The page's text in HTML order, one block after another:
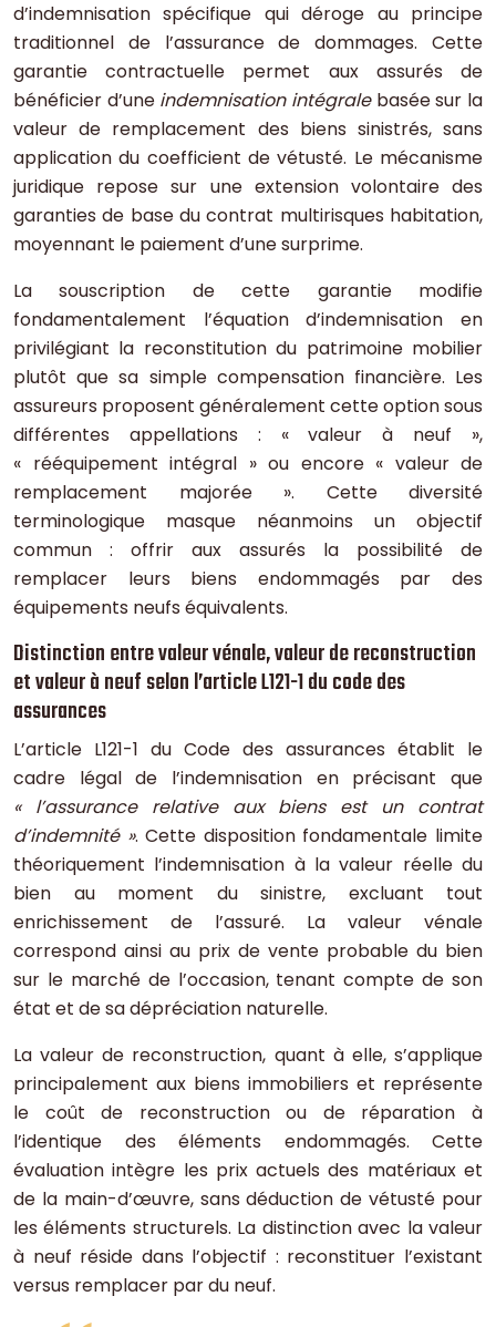
d’indemnisation spécifique qui déroge au principe
traditionnel de l’assurance de dommages. Cette
garantie contractuelle permet aux assurés de
bénéficier d’une indemnisation intégralebasée sur la
valeur de remplacement des biens sinistrés, sans
application du coefficient de vétusté. Le mécanisme
juridique repose sur une extension volontaire des
garanties de base du contrat multirisques habitation,
moyennant le paiement d’une surprime.
La souscription de cette garantie modifie
fondamentalement l’équation d’indemnisation en
privilégiant la reconstitution du patrimoine mobilier
plutôt que sa simple compensation financière. Les
assureurs proposent généralement cette option sous
différentes appellations : « valeur à neuf »,
« rééquipement intégral » ou encore « valeur de
remplacement majorée ». Cette diversité
terminologique masque néanmoins un objectif
commun : offrir aux assurés la possibilité de
remplacer leurs biens endommagés par des
équipements neufs équivalents.
Distinction entre valeur vénale, valeur de reconstruction
et valeur à neuf selon l’article L121-1 du code des
assurances
L’article L121-1 du Code des assurances établit le
cadre légal de l’indemnisation en précisant que
« l’assurance relative aux biens est un contrat
d’indemnité ». Cette disposition fondamentale limite
théoriquement l’indemnisation à la valeur réelle du
bien au moment du sinistre, excluant tout
enrichissement de l’assuré. La valeur vénale
correspond ainsi au prix de vente probable du bien
sur le marché de l’occasion, tenant compte de son
état et de sa dépréciation naturelle.
La valeur de reconstruction, quant à elle, s’applique
principalement aux biens immobiliers et représente
le coût de reconstruction ou de réparation à
l’identique des éléments endommagés. Cette
évaluation intègre les prix actuels des matériaux et
de la main-d’œuvre, sans déduction de vétusté pour
les éléments structurels. La distinction avec la valeur
à neuf réside dans l’objectif : reconstituer l’existant
versus remplacer par du neuf.